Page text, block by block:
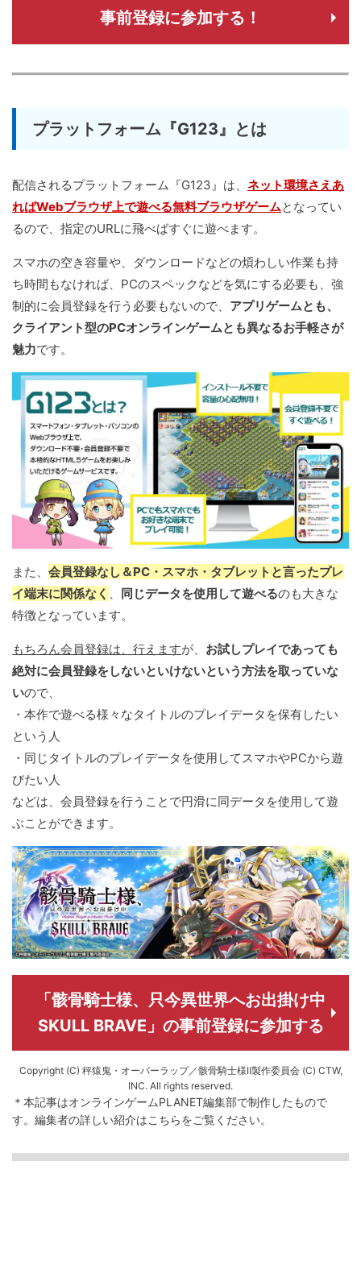
事前登録に参加する！
プラットフォーム『G123』とは
配信されるプラットフォーム『G123』は、 ネット環境さえあ
ればWebブラウザ上で遊べる無料ブラウザゲームとなってい
るので、指定のURLに飛べばすぐに遊べます。
スマホの空き容量や、ダウンロードなどの煩わしい作業も持
ち時間もなければ、PCのスペックなどを気にする必要も、強
制的に会員登録を行う必要もないので、 アプリゲームとも、
クライアント型のPCオンラインゲームとも異なるお手軽さが
魅力です。
また、 会員登録なし＆PC・スマホ・タブレットと言ったプレ
イ端末に関係なく 、 同じデータを使用して遊べるのも大きな
特徴となっています。
もちろん会員登録は、行えますが、 お試しプレイであっても
絶対に会員登録をしないといけないという方法を取っていな
いので、
・本作で遊べる様々なタイトルのプレイデータを保有したい
という人
・同じタイトルのプレイデータを使用してスマホやPCから遊
びたい人
などは、会員登録を行うことで円滑に同データを使用して遊
ぶことができます。
「骸骨騎士様、只今異世界へお出掛け中
SKULL BRAVE」の事前登録に参加する
Copyright (C) 秤猿鬼・オーバーラップ／骸骨騎士様Ⅱ製作委員会 (C) CTW,
INC. All rights reserved.
＊本記事はオンラインゲームPLANET編集部で制作したもので
す。 編集者の詳しい紹介はこちらをご覧ください。